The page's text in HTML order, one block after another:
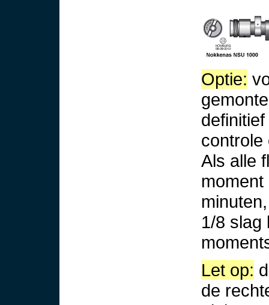
Optie:
controle
Als alle
1/8 slag
Let op:
de